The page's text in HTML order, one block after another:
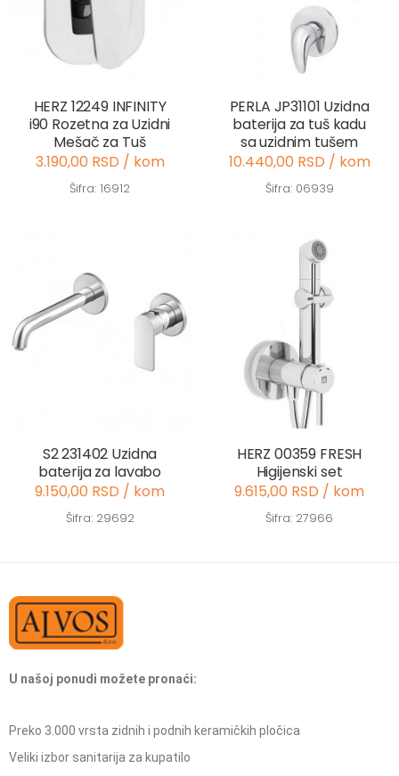
HERZ 12249 INFINITY
i90 Rozetna za Uzidni
Mešač za Tuš
3.190,00 RSD / kom
Šifra: 16912
PERLA JP31101 Uzidna
baterija za tuš kadu
sa uzidnim tušem
10.440,00 RSD / kom
Šifra: 06939
S2 231402 Uzidna
baterija za lavabo
9.150,00 RSD / kom
Šifra: 29692
HERZ 00359 FRESH
Higijenski set
9.615,00 RSD / kom
Šifra: 27966
U našoj ponudi možete pronaći:
Preko 3.000 vrsta zidnih i podnih keramičkih pločica
Veliki izbor sanitarija za kupatilo